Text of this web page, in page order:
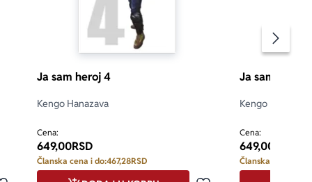
Ja sam heroj 4
Kengo Hanazava
Cena:
649,00RSD
Članska cena i do:467,28RSD
Ja sam heroj 5
Kengo Hanazava
Cena:
649,00
Članska cena i do: